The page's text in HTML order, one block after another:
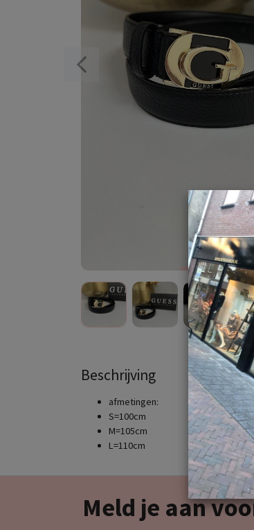
Beschrijving
afmetingen:
S=100cm
M=105cm
L=110cm
Meld je aan